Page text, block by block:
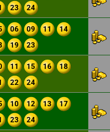
23 24
06 09 11
14
19 23
11 15 16
18
22 24
10 12 13
17
23 24